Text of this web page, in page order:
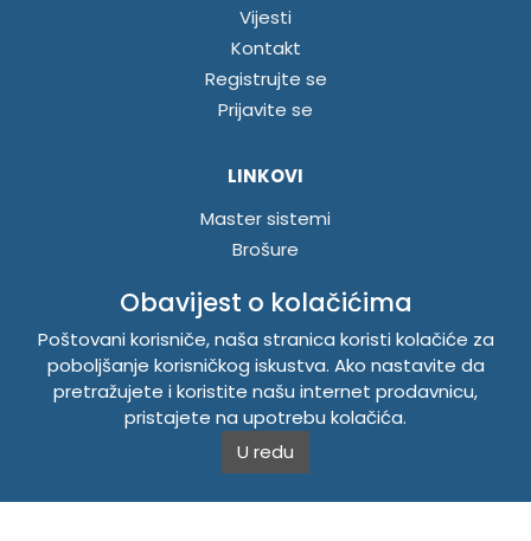
Vijesti
Kontakt
Registrujte se
Prijavite se
LINKOVI
Master sistemi
Brošure
INFORMACIJE
Politika o kolačićima
Uslovi korištenja
Politika privatnosti
Obavijest o kolačićima
Poštovani korisniče, naša stranica koristi kolačiće za
poboljšanje korisničkog iskustva. Ako nastavite da
pretražujete i koristite našu internet prodavnicu,
pristajete na upotrebu kolačića.
U redu